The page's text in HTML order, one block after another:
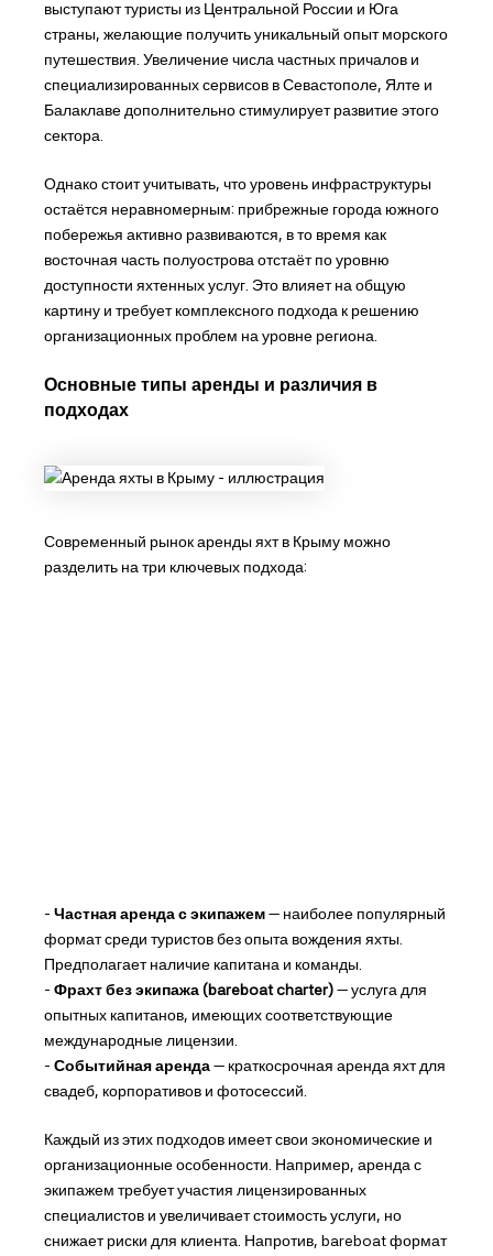
выступают туристы из Центральной России и Юга
страны, желающие получить уникальный опыт морского
путешествия. Увеличение числа частных причалов и
специализированных сервисов в Севастополе, Ялте и
Балаклаве дополнительно стимулирует развитие этого
сектора.
Однако стоит учитывать, что уровень инфраструктуры
остаётся неравномерным: прибрежные города южного
побережья активно развиваются, в то время как
восточная часть полуострова отстаёт по уровню
доступности яхтенных услуг. Это влияет на общую
картину и требует комплексного подхода к решению
организационных проблем на уровне региона.
Основные типы аренды и различия в
подходах
Современный рынок аренды яхт в Крыму можно
разделить на три ключевых подхода:
- Частная аренда с экипажем— наиболее популярный
формат среди туристов без опыта вождения яхты.
Предполагает наличие капитана и команды.
- Фрахт без экипажа (bareboat charter)— услуга для
опытных капитанов, имеющих соответствующие
международные лицензии.
- Событийная аренда— краткосрочная аренда яхт для
свадеб, корпоративов и фотосессий.
Каждый из этих подходов имеет свои экономические и
организационные особенности. Например, аренда с
экипажем требует участия лицензированных
специалистов и увеличивает стоимость услуги, но
снижает риски для клиента. Напротив, bareboat формат